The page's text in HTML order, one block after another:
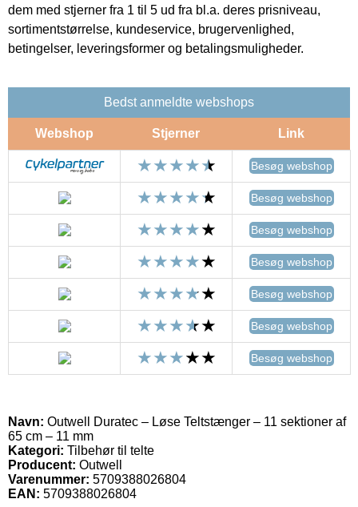
dem med stjerner fra 1 til 5 ud fra bl.a. deres prisniveau,
sortimentstørrelse, kundeservice, brugervenlighed,
betingelser, leveringsformer og betalingsmuligheder.
Bedst anmeldte webshops
Webshop Stjerner Link
Besøg webshop
Besøg webshop
Besøg webshop
Besøg webshop
Besøg webshop
Besøg webshop
Besøg webshop
Navn: Outwell Duratec – Løse Teltstænger – 11 sektioner af
65 cm – 11 mm
Kategori: Tilbehør til telte
Producent: Outwell
Varenummer: 5709388026804
EAN: 5709388026804